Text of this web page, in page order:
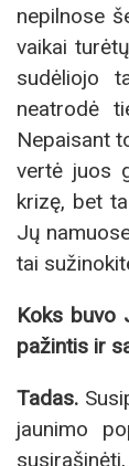
nepilnose
vaikai
sudėliojo
neatrodė
Nepaisant
vertė juos
krizę, bet
Jų
tai
Koks buvo
pažintis ir
Tadas.
jaunimo